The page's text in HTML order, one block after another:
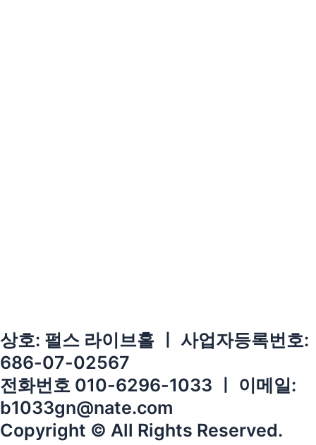
상호: 펄스 라이브홀 ㅣ 사업자등록번호:
686-07-02567
전화번호 010-6296-1033 ㅣ 이메일:
b1033gn@nate.com
Copyright © All Rights Reserved.